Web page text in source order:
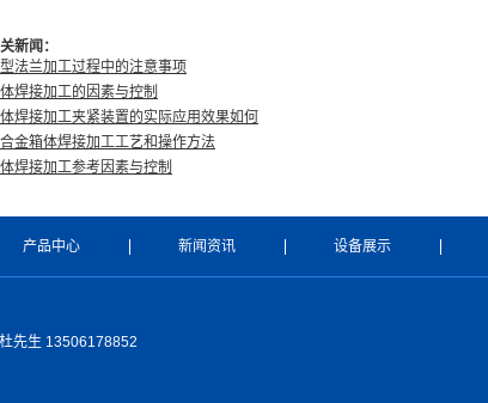
新闻：
法兰加工过程中的注意事项
焊接加工的因素与控制
焊接加工夹紧装置的实际应用效果如何
金箱体焊接加工工艺和操作方法
焊接加工参考因素与控制
产品中心 新闻资讯 设备展示
先生 13506178852